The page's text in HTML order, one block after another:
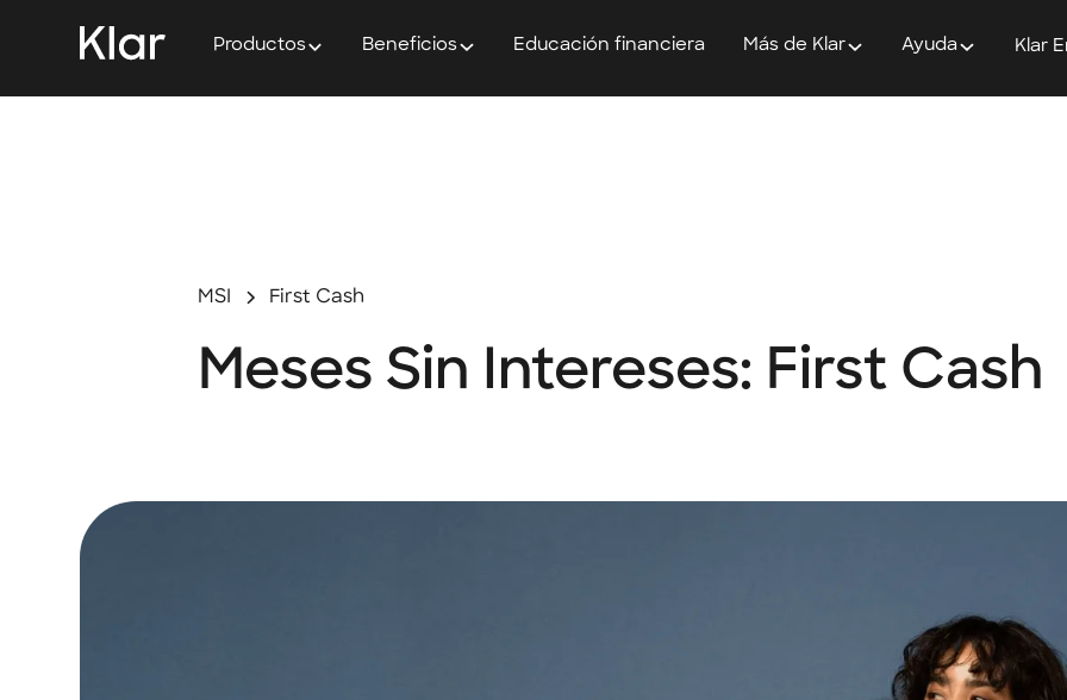
Productos Beneficios Educación financiera Más de Klar Ayuda Klar
MSI First Cash
Meses Sin Intereses: First Cash